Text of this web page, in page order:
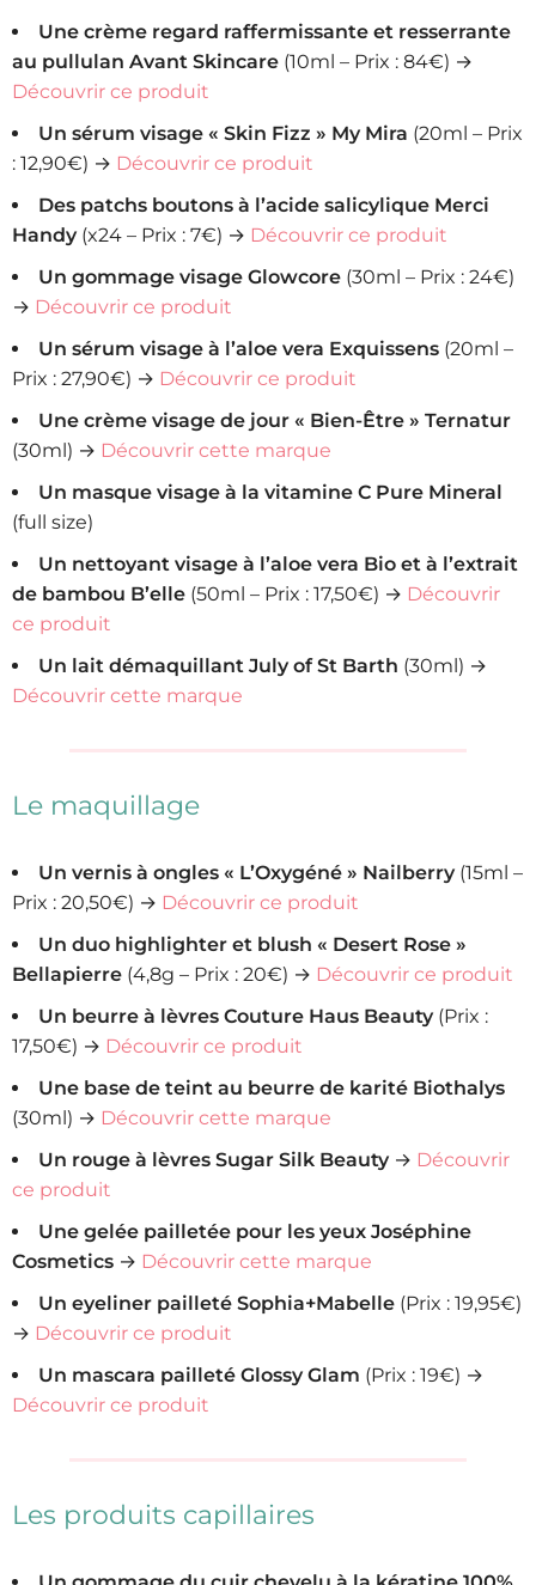
Une crème regard raffermissante et resserrante
au pullulan Avant Skincare (10ml – Prix : 84€) →
Découvrir ce produit
Un sérum visage « Skin Fizz » My Mira (20ml – Prix
: 12,90€) → Découvrir ce produit
Des patchs boutons à l’acide salicylique Merci
Handy(x24 – Prix : 7€) → Découvrir ce produit
Un gommage visage Glowcore (30ml – Prix : 24€)
→ Découvrir ce produit
Un sérum visage à l’aloe vera Exquissens (20ml –
Prix : 27,90€) → Découvrir ce produit
Une crème visage de jour « Bien-Être » Ternatur
(30ml) → Découvrir cette marque
Un masque visage à la vitamine C Pure Mineral
(full size)
Un nettoyant visage à l’aloe vera Bio et à l’extrait
de bambou B’elle (50ml – Prix : 17,50€) → Découvrir
ce produit
Un lait démaquillant July of St Barth (30ml) →
Découvrir cette marque
Le maquillage
Un vernis à ongles « L’Oxygéné » Nailberry(15ml –
Prix : 20,50€) → Découvrir ce produit
Un duo highlighter et blush « Desert Rose »
Bellapierre (4,8g – Prix : 20€) → Découvrir ce produit
Un beurre à lèvres Couture Haus Beauty(Prix :
17,50€) → Découvrir ce produit
Une base de teint au beurre de karité Biothalys
(30ml) → Découvrir cette marque
Un rouge à lèvres Sugar Silk Beauty→ Découvrir
ce produit
Une gelée pailletée pour les yeux Joséphine
Cosmetics → Découvrir cette marque
Un eyeliner pailleté Sophia+Mabelle (Prix : 19,95€)
→ Découvrir ce produit
Un mascara pailleté Glossy Glam (Prix : 19€) →
Découvrir ce produit
Les produits capillaires